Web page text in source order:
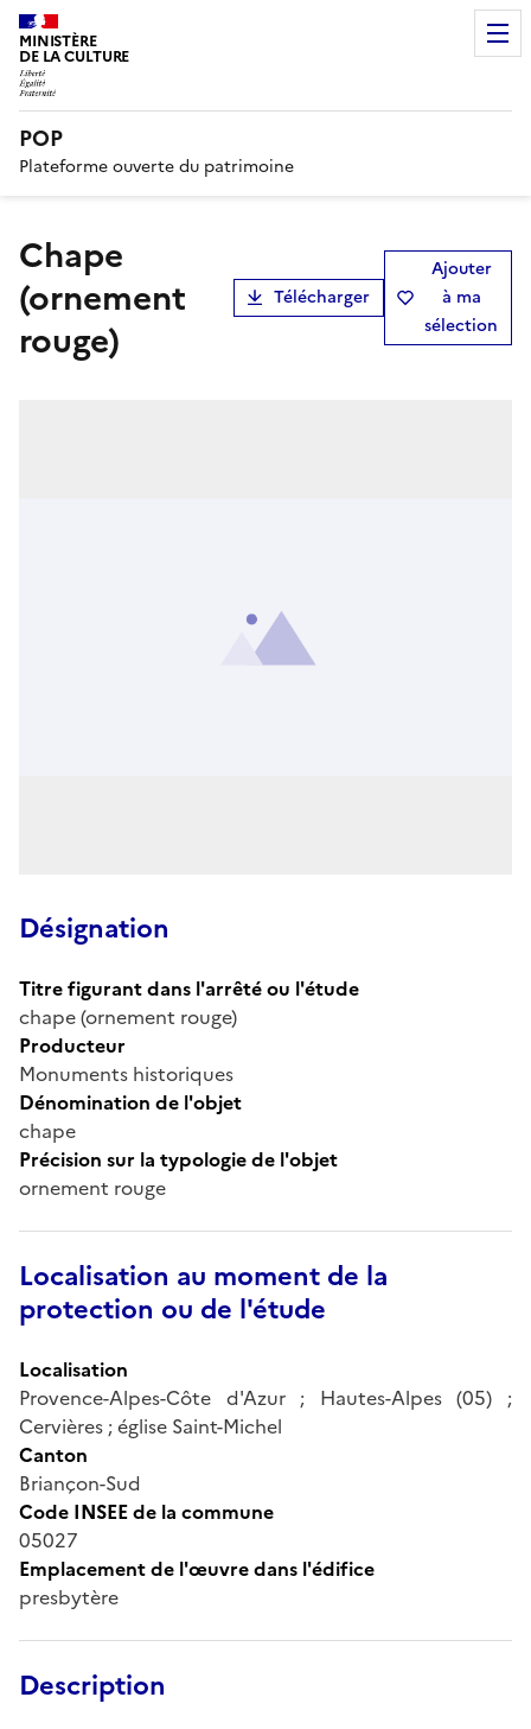
MINISTÈRE
DE LA CULTURE
POP
Plateforme ouverte du patrimoine
chape
(ornement
rouge)
Télécharger
Ajouter
à ma
sélection
Désignation
Titre figurant dans l'arrêté ou l'étude
chape (ornement rouge)
Producteur
Monuments historiques
Dénomination de l'objet
chape
Précision sur la typologie de l'objet
ornement rouge
Localisation au moment de la
protection ou de l'étude
Localisation
Provence-Alpes-Côte d'Azur ; Hautes-Alpes (05) ;
Cervières ; église Saint-Michel
Canton
Briançon-Sud
Code INSEE de la commune
05027
Emplacement de l'œuvre dans l'édifice
presbytère
Description